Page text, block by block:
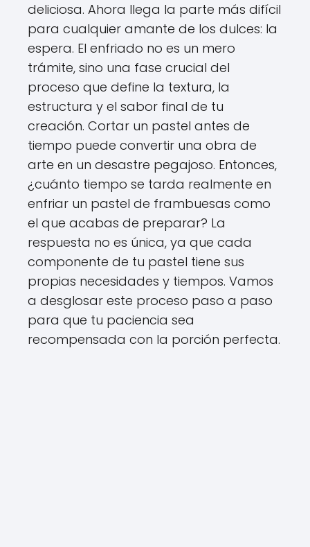
deliciosa. Ahora llega la parte más difícil
para cualquier amante de los dulces: la
espera. El enfriado no es un mero
trámite, sino una fase crucial del
proceso que define la textura, la
estructura y el sabor final de tu
creación. Cortar un pastel antes de
tiempo puede convertir una obra de
arte en un desastre pegajoso. Entonces,
¿cuánto tiempo se tarda realmente en
enfriar un pastel de frambuesas como
el que acabas de preparar? La
respuesta no es única, ya que cada
componente de tu pastel tiene sus
propias necesidades y tiempos. Vamos
a desglosar este proceso paso a paso
para que tu paciencia sea
recompensada con la porción perfecta.